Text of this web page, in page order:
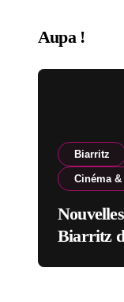
Aupa !
Biarritz
Cinéma
Biarritz